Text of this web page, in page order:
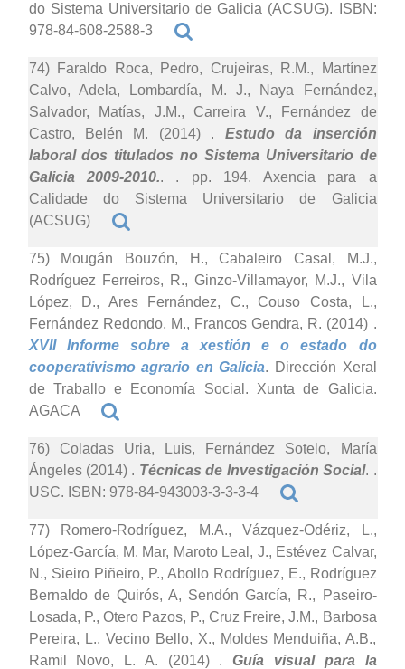
do Sistema Universitario de Galicia (ACSUG). ISBN:
978-84-608-2588-3
74) Faraldo Roca, Pedro, Crujeiras, R.M., Martínez
Calvo, Adela, Lombardía, M. J., Naya Fernández,
Salvador, Matías, J.M., Carreira V., Fernández de
Castro, Belén M. (2014) . Estudo da inserción
laboral dos titulados no Sistema Universitario de
Galicia 2009-2010.. . pp. 194. Axencia para a
Calidade do Sistema Universitario de Galicia
(ACSUG)
75) Mougán Bouzón, H., Cabaleiro Casal, M.J.,
Rodríguez Ferreiros, R., Ginzo-Villamayor, M.J., Vila
López, D., Ares Fernández, C., Couso Costa, L.,
Fernández Redondo, M., Francos Gendra, R. (2014) .
XVII Informe sobre a xestión e o estado do
cooperativismo agrario en Galicia. Dirección Xeral
de Traballo e Economía Social. Xunta de Galicia.
AGACA
76) Coladas Uria, Luis, Fernández Sotelo, María
Ángeles (2014) . Técnicas de Investigación Social. .
USC. ISBN: 978-84-943003-3-3-3-4
77) Romero-Rodríguez, M.A., Vázquez-Odériz, L.,
López-García, M. Mar, Maroto Leal, J., Estévez Calvar,
N., Sieiro Piñeiro, P., Abollo Rodríguez, E., Rodríguez
Bernaldo de Quirós, A, Sendón García, R., Paseiro-
Losada, P., Otero Pazos, P., Cruz Freire, J.M., Barbosa
Pereira, L., Vecino Bello, X., Moldes Menduiña, A.B.,
Ramil Novo, L. A. (2014) .Guía visual para la